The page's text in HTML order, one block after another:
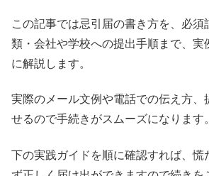
この記事では忌引届の書き方を、必須
類・会社や学校への提出手順まで、実
に解説します。
実際のメール文例や電話での伝え方、
せるので手続きがスムーズになります。
下の実践ガイドを順に確認すれば、慌